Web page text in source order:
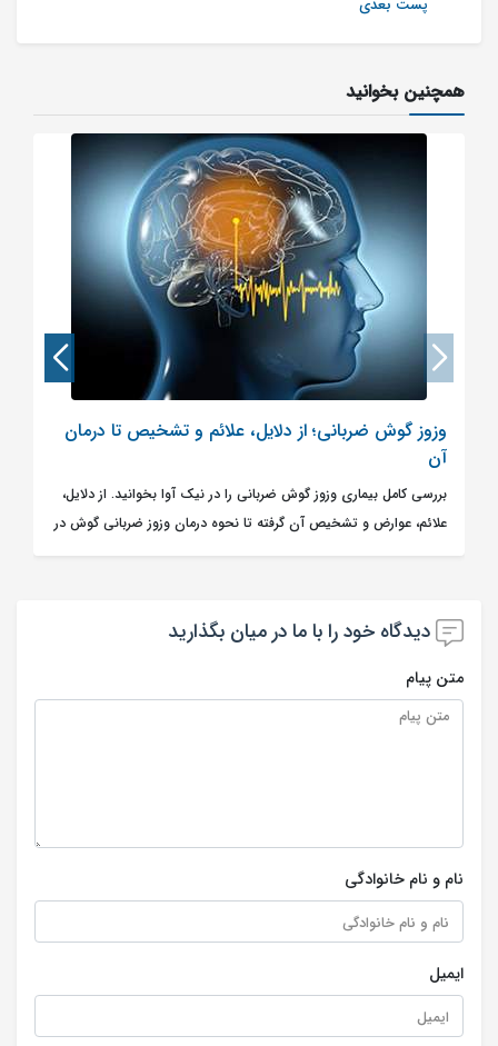
پست بعدی
همچنین بخوانید
وزوز گوش ضربانی؛ از دلایل، علائم و تشخیص تا درمان
آن
بررسی کامل بیماری وزوز گوش ضربانی را در نیک آوا بخوانید. از دلایل،
علائم، عوارض و تشخیص آن گرفته تا نحوه درمان وزوز ضربانی گوش در
مطلب توضیح داده شده است.
دیدگاه خود را با ما در میان بگذارید
متن پیام
نام و نام خانوادگی
ایمیل